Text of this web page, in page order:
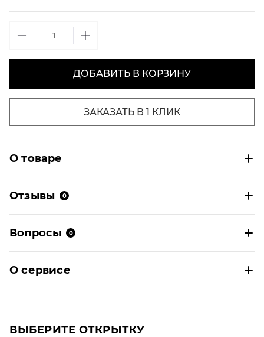
ДОБАВИТЬ В КОРЗИНУ
ЗАКАЗАТЬ В 1 КЛИК
О товаре
Отзывы 0
Вопросы 0
О сервисе
ВЫБЕРИТЕ ОТКРЫТКУ